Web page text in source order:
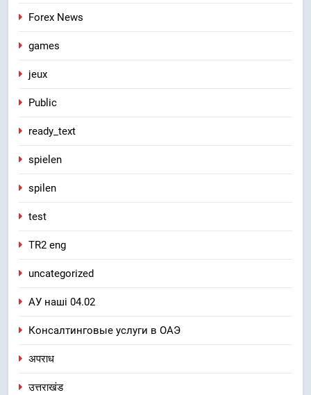
Forex News
games
jeux
Public
ready_text
spielen
spilen
test
TR2 eng
uncategorized
АУ наші 04.02
Консалтинговые услуги в ОАЭ
अपराध
उत्तराखंड